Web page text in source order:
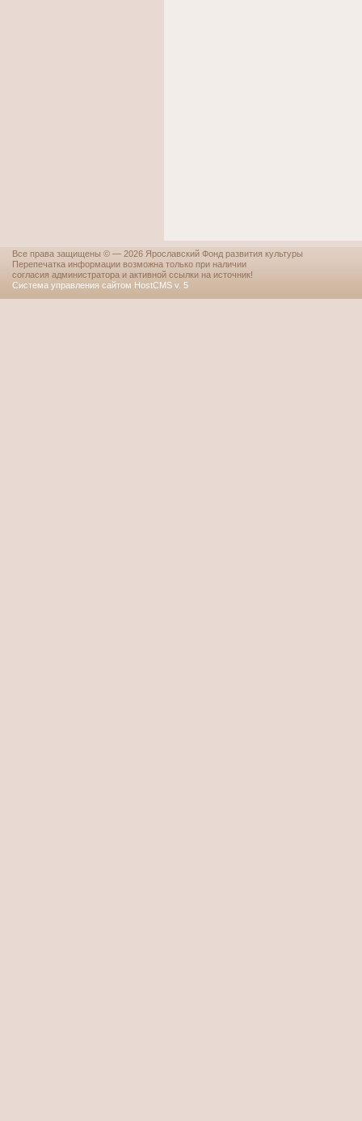
Все права защищены © — 2026 Ярославский Фонд развития культуры
Перепечатка информации возможна только при наличии
согласия администратора и активной ссылки на источник!
Система управления сайтом HostCMS v. 5